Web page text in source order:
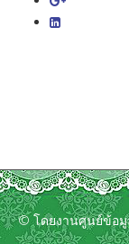
© โดยงานศูนย์ข้อมู